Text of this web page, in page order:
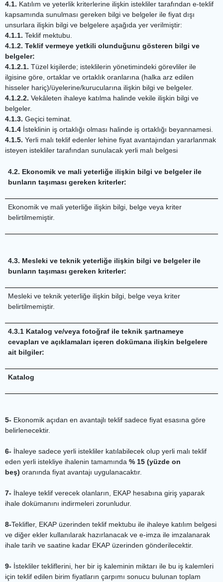
4.1. Katılım ve yeterlik kriterlerine ilişkin istekliler tarafından e-teklif
kapsamında sunulması gereken bilgi ve belgeler ile fiyat dışı
unsurlara ilişkin bilgi ve belgelere aşağıda yer verilmiştir:
4.1.1. Teklif mektubu.
4.1.2. Teklif vermeye yetkili olunduğunu gösteren bilgi ve
belgeler:
4.1.2.1. Tüzel kişilerde; isteklilerin yönetimindeki görevliler ile
ilgisine göre, ortaklar ve ortaklık oranlarına (halka arz edilen
hisseler hariç)/üyelerine/kurucularına ilişkin bilgi ve belgeler.
4.1.2.2. Vekâleten ihaleye katılma halinde vekile ilişkin bilgi ve
belgeler.
4.1.3. Geçici teminat.
4.1.4 İsteklinin iş ortaklığı olması halinde iş ortaklığı beyannamesi.
4.1.5. Yerli malı teklif edenler lehine fiyat avantajından yararlanmak
isteyen istekliler tarafından sunulacak yerli malı belgesi
4.2. Ekonomik ve mali yeterliğe ilişkin bilgi ve belgeler ile
bunların taşıması gereken kriterler:
Ekonomik ve mali yeterliğe ilişkin bilgi, belge veya kriter
belirtilmemiştir.
4.3. Mesleki ve teknik yeterliğe ilişkin bilgi ve belgeler ile
bunların taşıması gereken kriterler:
Mesleki ve teknik yeterliğe ilişkin bilgi, belge veya kriter
belirtilmemiştir.
4.3.1 Katalog ve/veya fotoğraf ile teknik şartnameye
cevapları ve açıklamaları içeren dokümana ilişkin belgelere
ait bilgiler:
Katalog
5- Ekonomik açıdan en avantajlı teklif sadece fiyat esasına göre
belirlenecektir.
6- İhaleye sadece yerli istekliler katılabilecek olup yerli malı teklif
eden yerli istekliye ihalenin tamamında % 15 (yüzde on
beş) oranında fiyat avantajı uygulanacaktır.
7- İhaleye teklif verecek olanların, EKAP hesabına giriş yaparak
ihale dokümanını indirmeleri zorunludur.
8-Teklifler, EKAP üzerinden teklif mektubu ile ihaleye katılım belgesi
ve diğer ekler kullanılarak hazırlanacak ve e-imza ile imzalanarak
ihale tarih ve saatine kadar EKAP üzerinden gönderilecektir.
9- İstekliler tekliflerini, her bir iş kaleminin miktarı ile bu iş kalemleri
için teklif edilen birim fiyatların çarpımı sonucu bulunan toplam